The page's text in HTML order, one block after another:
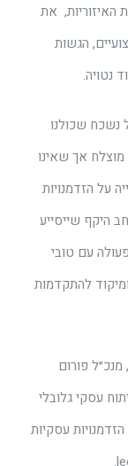
האיזוריות, את
הגשות
נשכח שכולנו
אך שאינו
על הזדמנויות
היקף שייסייע
עם טובי
להתקדמות
פורום
עסקי גלובלי
עסקיות